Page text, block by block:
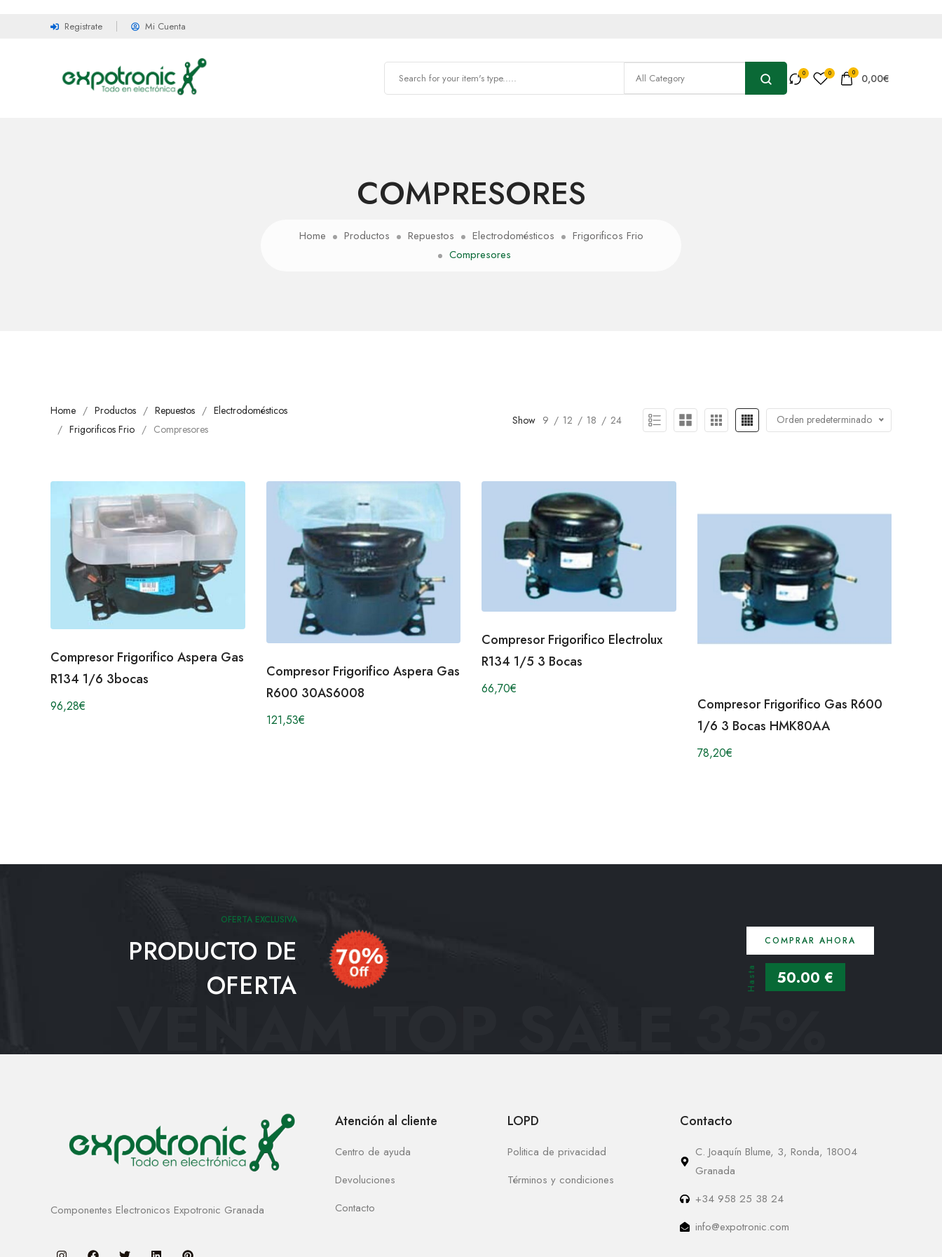
Registrate Mi Cuenta
0 0,00€
COMPRESORES
Home Productos Repuestos Electrodomésticos
Frigorificos Frio
Compresores
Home Productos Repuestos
Electrodomésticos
Frigorificos Frio
Compresores
Show 9 12 18 24 Orden predeterminado
Compresor Frigorifico Aspera Gas
R134 1/6 3bocas
96,28€
Compresor Frigorifico Aspera Gas
R600 30AS6008
121,53€
Compresor Frigorifico Electrolux
R134 1/5 3 Bocas
66,70€
Compresor Frigorifico Gas R600
1/6 3 Bocas HMK80AA
78,20€
OFERTA EXCLUSIVA
PRODUCTO DE
OFERTA
COMPRAR AHORA
Hasta 50.00 €
VENAM TOP SALE 35%
Componentes Electronicos Expotronic Granada
Atención al cliente
Centro de ayuda
Devoluciones
Contacto
LOPD
Politica de privacidad
Términos y condiciones
Contacto
C. Joaquín Blume, 3, Ronda, 18004
Granada
+34 958 25 38 24
info@expotronic.com